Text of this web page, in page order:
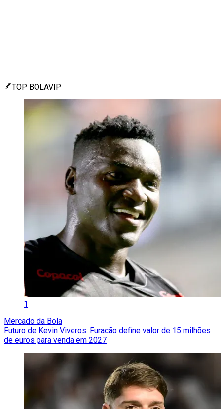
TOP BOLAVIP
1
Mercado da Bola
Futuro de Kevin Viveros: Furacão define valor de 15 milhões
de euros para venda em 2027